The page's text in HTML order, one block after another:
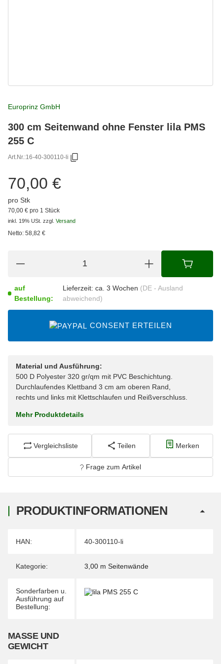
Europrinz GmbH
300 cm Seitenwand ohne Fenster lila PMS
255 C
Art.Nr.:16-40-300110-li
70,00 €
pro Stk
70,00 € pro 1 Stück
inkl. 19% USt. zzgl. Versand
Netto: 58,82 €
auf
Bestellung:
Lieferzeit: ca. 3 Wochen (DE - Ausland
abweichend)
CONSENT ERTEILEN
Material und Ausführung:
500 D Polyester 320 gr/qm mit PVC Beschichtung.
Durchlaufendes Klettband 3 cm am oberen Rand,
rechts und links mit Klettschlaufen und Reißverschluss.
Mehr Produktdetails
Vergleichsliste Teilen Merken
Frage zum Artikel
PRODUKTINFORMATIONEN
Produkteigenschaft
Wert
HAN: 40-300110-li
Kategorie: 3,00 m Seitenwände
Sonderfarben u.
Ausführung auf
Bestellung:
MASSE UND G
EWICHT